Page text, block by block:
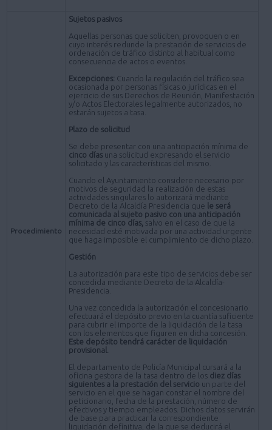
Procedimiento
Sujetos pasivos
Aquellas personas que soliciten, provoquen o en
cuyo interés redunde la prestación de servicios de
ordenación de tráfico distinto al habitual como
consecuencia de actos o eventos.
Excepciones: Cuando la regulación del tráfico sea
ocasionada por personas físicas o jurídicas en el
ejercicio de sus Derechos de Reunión, Manifestación
y/o Actos Electorales legalmente autorizados, no
estarán sujetos a tasa.
Plazo de solicitud
Se debe presentar con una anticipación mínima de
cinco días una solicitud expresando el servicio
solicitado y las características del mismo.
Cuando el Ayuntamiento considere necesario por
motivos de seguridad la realización de estas
actividades singulares lo autorizará mediante
Decreto de la Alcaldía Presidencia que le será
comunicada al sujeto pasivo con una anticipación
mínima de cinco días, salvo en el caso de que la
necesidad esté motivada por una actividad urgente
que haga imposible el cumplimiento de dicho plazo.
Gestión
La autorización para este tipo de servicios debe ser
concedida mediante Decreto de la Alcaldía-
Presidencia.
Una vez concedida la autorización el concesionario
efectuará el depósito previo en la cuantía suficiente
para cubrir el importe de la liquidación de la tasa
con los elementos que figuren en dicha concesión.
Este depósito tendrá carácter de liquidación
provisional.
El departamento de Policía Municipal cursará a la
oficina gestora de la tasa dentro de los diez días
siguientes a la prestación del servicio un parte del
servicio en el que se hagan constar el nombre del
peticionario, fecha de la prestación, número de
efectivos y tiempo empleados. Dichos datos servirán
de base para practicar la correspondiente
liquidación definitiva, de la que se deducirá el